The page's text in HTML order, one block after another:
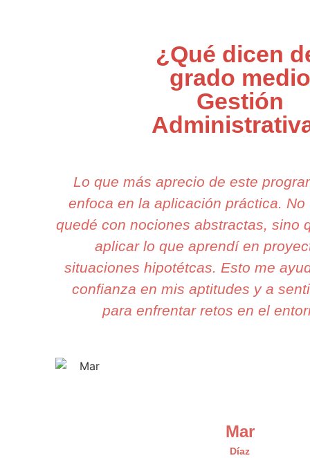
¿Qué dicen
grado medio
Gestión
Lo que más aprecio de este
enfoca en la aplicación práctica.
quedé con nociones abstractas, sino
aplicar lo que aprendí en
situaciones hipotétcas. Esto me
confianza en mis aptitudes y a
para enfrentar retos en el
Mar
Díaz